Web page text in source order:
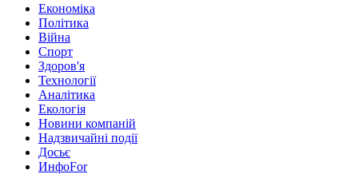
Економіка
Політика
Війна
Спорт
Здоров'я
Технології
Аналітика
Екологія
Новини компаній
Надзвичайні події
Досьє
ИнфоFor